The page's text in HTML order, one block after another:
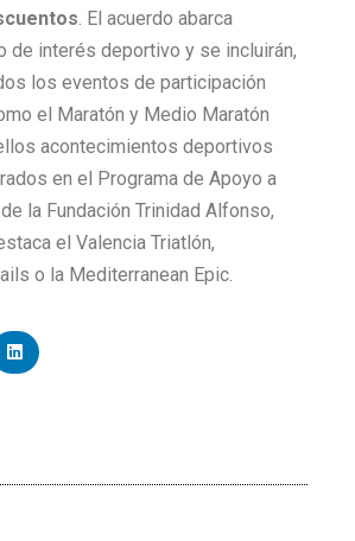
. El acuerdo abarca
de interés deportivo y se incluirán,
los eventos de participación
el Maratón y Medio Maratón
acontecimientos deportivos
en el Programa de Apoyo a
la Fundación Trinidad Alfonso,
el Valencia Triatlón,
o la Mediterranean Epic.